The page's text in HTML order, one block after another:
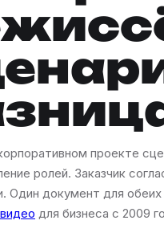
проекте
ролей. Заказчик
Один документ для
для бизнеса с 2009